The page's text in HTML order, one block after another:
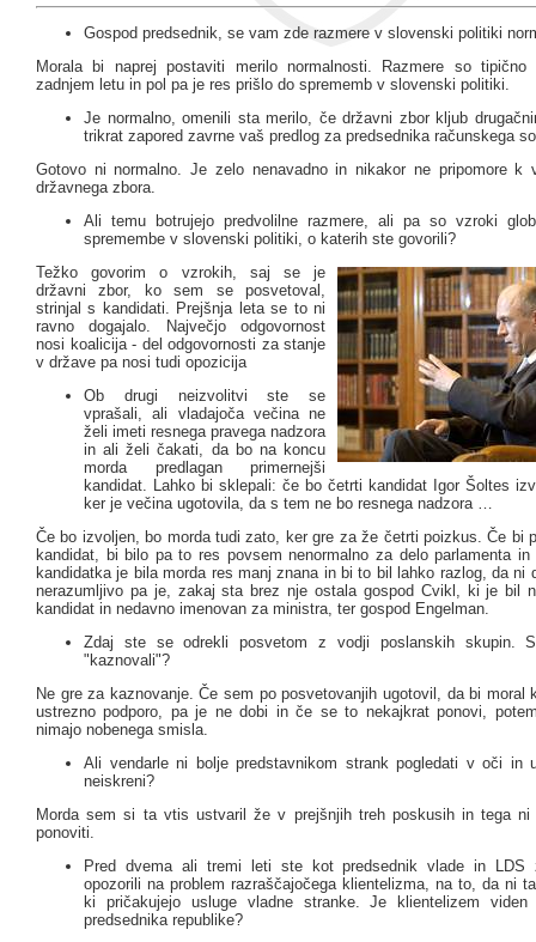
Gospod predsednik, se vam zde razmere v slovenski politiki
Morala bi naprej postaviti merilo normalnosti. Razmere so tipično
zadnjem letu in pol pa je res prišlo do sprememb v slovenski politiki.
Je normalno, omenili sta merilo, če državni zbor kljub
trikrat zapored zavrne vaš predlog za predsednika računskega
Gotovo ni normalno. Je zelo nenavadno in nikakor ne pripomore k
državnega zbora.
Ali temu botrujejo predvolilne razmere, ali pa so vzroki
spremembe v slovenski politiki, o katerih ste govorili?
Težko govorim o vzrokih, saj se je
državni zbor, ko sem se posvetoval,
strinjal s kandidati. Prejšnja leta se to ni
ravno dogajalo. Največjo odgovornost
nosi koalicija - del odgovornosti za stanje
v države pa nosi tudi opozicija
Ob drugi neizvolitvi ste se
vprašali, ali vladajoča večina ne
želi imeti resnega pravega nadzora
in ali želi čakati, da bo na koncu
morda predlagan primernejši
kandidat. Lahko bi sklepali: če bo četrti kandidat Igor Šoltes
ker je večina ugotovila, da s tem ne bo resnega nadzora …
Če bo izvoljen, bo morda tudi zato, ker gre za že četrti poizkus. Če bi
kandidat, bi bilo pa to res povsem nenormalno za delo parlamenta
kandidatka je bila morda res manj znana in bi to bil lahko razlog, da ni
nerazumljivo pa je, zakaj sta brez nje ostala gospod Cvikl, ki je bil
kandidat in nedavno imenovan za ministra, ter gospod Engelman.
Zdaj ste se odrekli posvetom z vodji poslanskih skupin.
"kaznovali"?
Ne gre za kaznovanje. Če sem po posvetovanjih ugotovil, da bi moral
ustrezno podporo, pa je ne dobi in če se to nekajkrat ponovi,
nimajo nobenega smisla.
Ali vendarle ni bolje predstavnikom strank pogledati v oči in
neiskreni?
Morda sem si ta vtis ustvaril že v prejšnjih treh poskusih in tega ni
ponoviti.
Pred dvema ali tremi leti ste kot predsednik vlade in LDS
opozorili na problem razraščajočega klientelizma, na to, da ni
ki pričakujejo usluge vladne stranke. Je klientelizem
predsednika republike?